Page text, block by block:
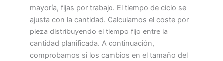
mayoría, fijas por trabajo. El tiempo de ciclo se
ajusta con la cantidad. Calculamos el coste por
pieza distribuyendo el tiempo fijo entre la
cantidad planificada. A continuación,
comprobamos si los cambios en el tamaño del